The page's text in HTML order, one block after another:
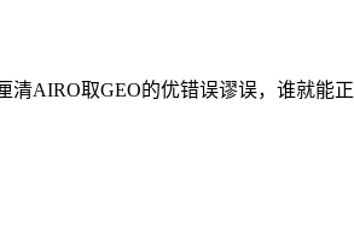
AIRO取GEO的优错误谬误，谁就能